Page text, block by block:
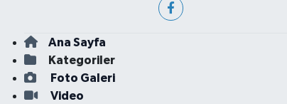
Ana Sayfa
Kategoriler
Foto Galeri
Video